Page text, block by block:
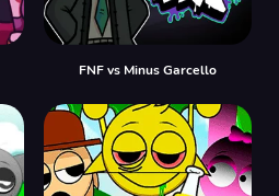
FNF vs Minus Garcello